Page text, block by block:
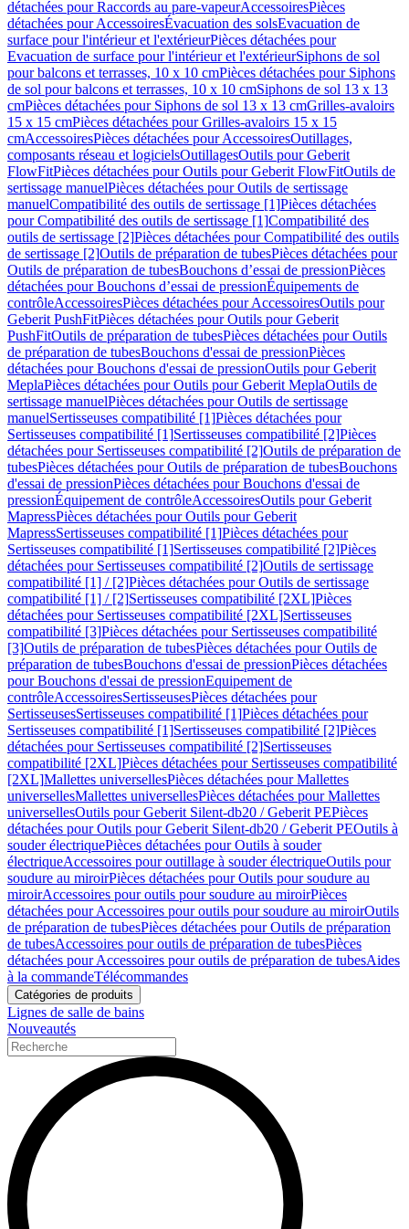
détachées pour Raccords au pare-vapeurAccessoiresPièces
détachées pour AccessoiresÉvacuation des solsEvacuation de
surface pour l'intérieur et l'extérieurPièces détachées pour
Evacuation de surface pour l'intérieur et l'extérieurSiphons de sol
pour balcons et terrasses, 10 x 10 cmPièces détachées pour Siphons
de sol pour balcons et terrasses, 10 x 10 cmSiphons de sol 13 x 13
cmPièces détachées pour Siphons de sol 13 x 13 cmGrilles-avaloirs
15 x 15 cmPièces détachées pour Grilles-avaloirs 15 x 15
cmAccessoiresPièces détachées pour AccessoiresOutillages,
composants réseau et logicielsOutillagesOutils pour Geberit
FlowFitPièces détachées pour Outils pour Geberit FlowFitOutils de
sertissage manuelPièces détachées pour Outils de sertissage
manuelCompatibilité des outils de sertissage [1]Pièces détachées
pour Compatibilité des outils de sertissage [1]Compatibilité des
outils de sertissage [2]Pièces détachées pour Compatibilité des outils
de sertissage [2]Outils de préparation de tubesPièces détachées pour
Outils de préparation de tubesBouchons d’essai de pressionPièces
détachées pour Bouchons d’essai de pressionÉquipements de
contrôleAccessoiresPièces détachées pour AccessoiresOutils pour
Geberit PushFitPièces détachées pour Outils pour Geberit
PushFitOutils de préparation de tubesPièces détachées pour Outils
de préparation de tubesBouchons d'essai de pressionPièces
détachées pour Bouchons d'essai de pressionOutils pour Geberit
MeplaPièces détachées pour Outils pour Geberit MeplaOutils de
sertissage manuelPièces détachées pour Outils de sertissage
manuelSertisseuses compatibilité [1]Pièces détachées pour
Sertisseuses compatibilité [1]Sertisseuses compatibilité [2]Pièces
détachées pour Sertisseuses compatibilité [2]Outils de préparation de
tubesPièces détachées pour Outils de préparation de tubesBouchons
d'essai de pressionPièces détachées pour Bouchons d'essai de
pressionÉquipement de contrôleAccessoiresOutils pour Geberit
MapressPièces détachées pour Outils pour Geberit
MapressSertisseuses compatibilité [1]Pièces détachées pour
Sertisseuses compatibilité [1]Sertisseuses compatibilité [2]Pièces
détachées pour Sertisseuses compatibilité [2]Outils de sertissage
compatibilité [1] / [2]Pièces détachées pour Outils de sertissage
compatibilité [1] / [2]Sertisseuses compatibilité [2XL]Pièces
détachées pour Sertisseuses compatibilité [2XL]Sertisseuses
compatibilité [3]Pièces détachées pour Sertisseuses compatibilité
[3]Outils de préparation de tubesPièces détachées pour Outils de
préparation de tubesBouchons d'essai de pressionPièces détachées
pour Bouchons d'essai de pressionEquipement de
contrôleAccessoiresSertisseusesPièces détachées pour
SertisseusesSertisseuses compatibilité [1]Pièces détachées pour
Sertisseuses compatibilité [1]Sertisseuses compatibilité [2]Pièces
détachées pour Sertisseuses compatibilité [2]Sertisseuses
compatibilité [2XL]Pièces détachées pour Sertisseuses compatibilité
[2XL]Mallettes universellesPièces détachées pour Mallettes
universellesMallettes universellesPièces détachées pour Mallettes
universellesOutils pour Geberit Silent-db20 / Geberit PEPièces
détachées pour Outils pour Geberit Silent-db20 / Geberit PEOutils à
souder électriquePièces détachées pour Outils à souder
électriqueAccessoires pour outillage à souder électriqueOutils pour
soudure au miroirPièces détachées pour Outils pour soudure au
miroirAccessoires pour outils pour soudure au miroirPièces
détachées pour Accessoires pour outils pour soudure au miroirOutils
de préparation de tubesPièces détachées pour Outils de préparation
de tubesAccessoires pour outils de préparation de tubesPièces
détachées pour Accessoires pour outils de préparation de tubesAides
à la commandeTélécommandes
Catégories de produits
Lignes de salle de bains
Nouveautés